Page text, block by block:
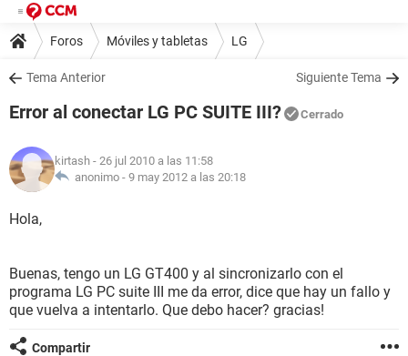
Foros Móviles y tabletas LG
Tema Anterior Siguiente Tema
Error al conectar LG PC SUITE III? Cerrado
kirtash - 26 jul 2010 a las 11:58
anonimo - 9 may 2012 a las 20:18
Hola,
Buenas, tengo un LG GT400 y al sincronizarlo con el
programa LG PC suite III me da error, dice que hay un fallo y
que vuelva a intentarlo. Que debo hacer? gracias!
Compartir